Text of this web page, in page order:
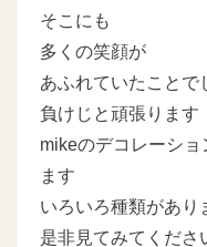
そこにも
多くの笑顔が
あふれていたことで
負けじと頑張ります
mikeのデコレーシ
ます
いろいろ種類があり
是非見てみてくださ